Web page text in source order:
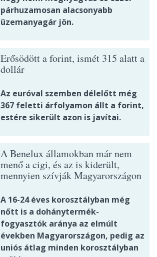
párhuzamosan alacsonyabb
üzemanyagár jön.
Erősödött a forint, ismét 315 alatt a
dollár
Az euróval szemben délelőtt még
367 feletti árfolyamon állt a forint,
estére sikerült azon is javítai.
A Benelux államokban már nem
menő a cigi, és az is kiderült,
mennyien szívják Magyarországon
A 16-24 éves korosztályban még
nőtt is a dohánytermék-
fogyasztók aránya az elmúlt
években Magyarországon, pedig az
uniós átlag minden korosztályban